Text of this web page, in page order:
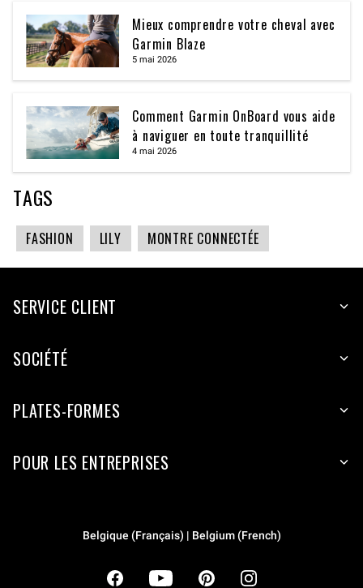
Mieux comprendre votre cheval avec
Garmin Blaze
5 mai 2026
Comment Garmin OnBoard vous aide
à naviguer en toute tranquillité
4 mai 2026
TAGS
FASHION LILY MONTRE CONNECTÉE
SERVICE CLIENT
SOCIÉTÉ
PLATES-FORMES
POUR LES ENTREPRISES
Belgique (Français) | Belgium (French)